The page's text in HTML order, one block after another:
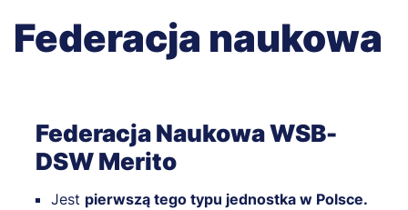
nawigacyjna
Federacja naukowa
Federacja Naukowa WSB-
DSW Merito
Jest pierwszą tego typu jednostka w Polsce.